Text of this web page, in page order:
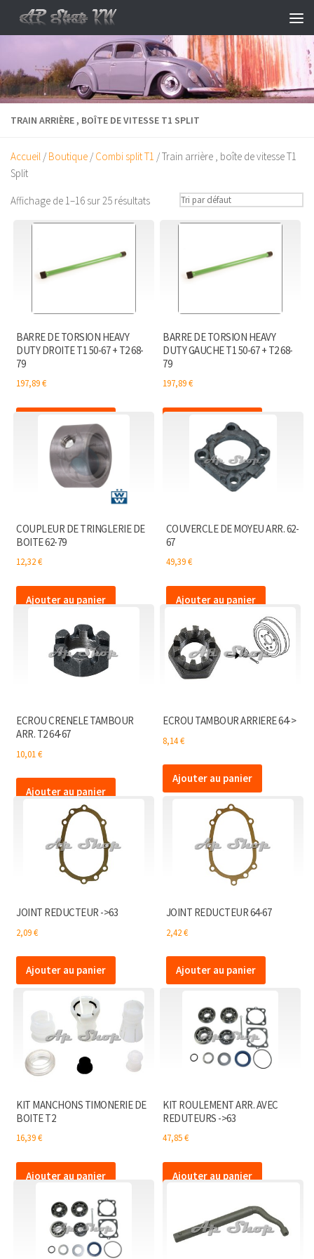
Skip to content
TRAIN ARRIÈRE , BOÎTE DE VITESSE T1 SPLIT
Accueil / Boutique / Combi split T1 / Train arrière , boîte de vitesse T1
Split
Affichage de 1–16 sur 25 résultats
BARRE DE TORSION HEAVY
DUTY DROITE T1 50-67 + T2 68-
79
197,89€
Ajouter au panier
BARRE DE TORSION HEAVY
DUTY GAUCHE T1 50-67 + T2 68-
79
197,89€
Ajouter au panier
COUPLEUR DE TRINGLERIE DE
BOITE 62-79
12,32€
Ajouter au panier
COUVERCLE DE MOYEU ARR. 62-
67
49,39€
Ajouter au panier
ECROU CRENELE TAMBOUR
ARR. T2 64-67
10,01€
Ajouter au panier
ECROU TAMBOUR ARRIERE 64->
8,14€
Ajouter au panier
JOINT REDUCTEUR ->63
2,09€
Ajouter au panier
JOINT REDUCTEUR 64-67
2,42€
Ajouter au panier
KIT MANCHONS TIMONERIE DE
BOITE T2
16,39€
Ajouter au panier
KIT ROULEMENT ARR. AVEC
REDUTEURS ->63
47,85€
Ajouter au panier